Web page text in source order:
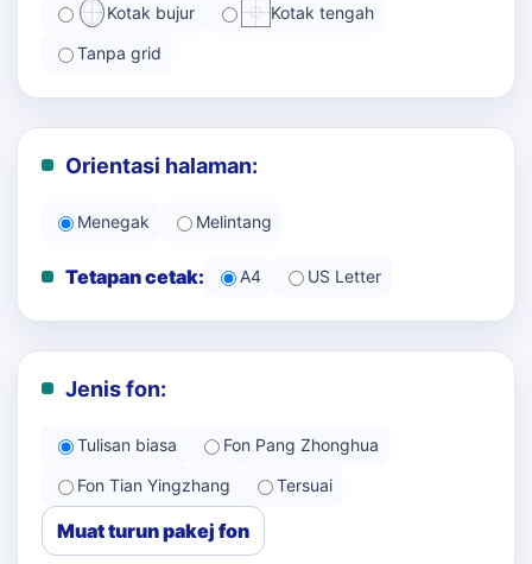
Kotak bujur Kotak tengah
Tanpa grid
Orientasi halaman:
Menegak Melintang
Tetapan cetak: A4 US Letter
Jenis fon:
Tulisan biasa
Fon Pang Zhonghua
Fon Tian Yingzhang
Tersuai
Muat turun pakej fon